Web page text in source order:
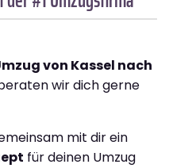
von Kassel nach
wir dich gerne
mit dir ein
für deinen Umzug